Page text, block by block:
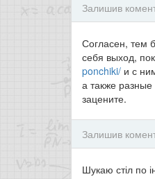
Залишив
Согласен, тем
себя выход,
ponchiki/ и с
а также
зацените.
Залишив
Шукаю стіл по